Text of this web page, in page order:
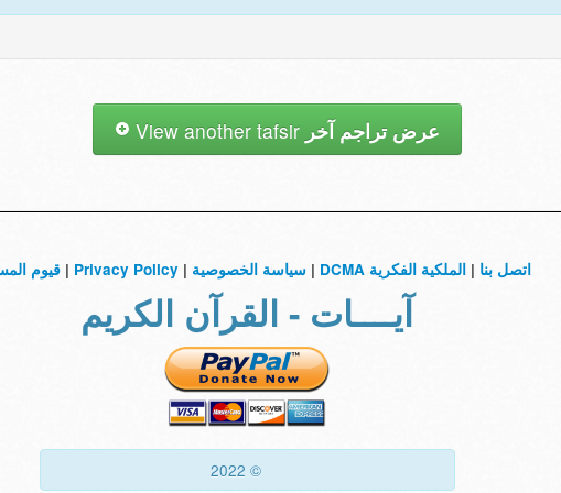
عرض تراجم آخر
اتصل بنا |الملكية الفكرية DCMA |سياسة الخصوصية |
Privacy Policy
|قيوم
آيــــات - القرآن الكريم
© 2022